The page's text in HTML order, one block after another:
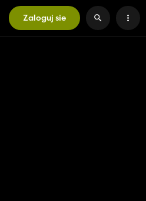
Zaloguj sie